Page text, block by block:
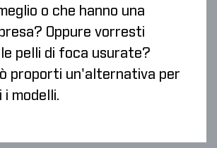
o che hanno una
Oppure vorresti
pelli di foca usurate?
proporti un'alternativa per
modelli.